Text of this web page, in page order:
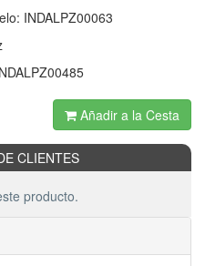
INDALPZ00063
Añadir a la Cesta
CLIENTES
producto.